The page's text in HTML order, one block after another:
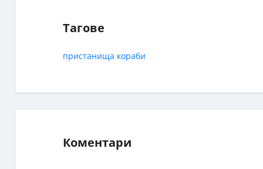
Тагове
пристанища кораби
Коментари